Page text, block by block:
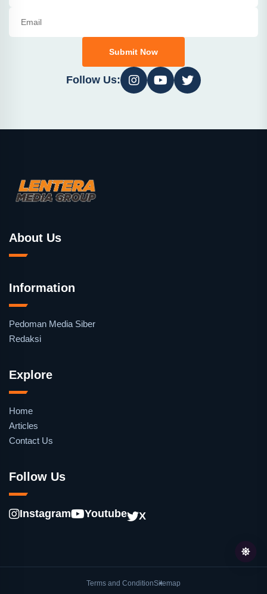
Submit Now
Follow Us:
About Us
Information
Pedoman Media Siber
Redaksi
Explore
Home
Articles
Contact Us
Follow Us
Instagram Youtube X
Terms and ConditionSitemap